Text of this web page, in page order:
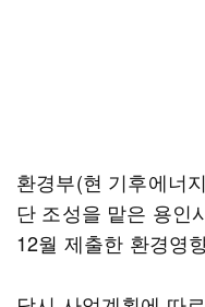
환경부(현 기후에너
단 조성을 맡은 용인
12월 제출한 환경영